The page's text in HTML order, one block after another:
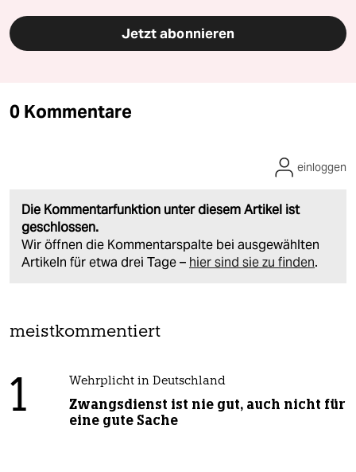
Jetzt abonnieren
0 Kommentare
Die Kommentarfunktion unter diesem Artikel ist
geschlossen.
Wir öffnen die Kommentarspalte bei ausgewählten
Artikeln für etwa drei Tage – hier sind sie zu finden.
einloggen
meistkommentiert
1 Wehrplicht in Deutschland
Zwangsdienst ist nie gut, auch nicht für
eine gute Sache